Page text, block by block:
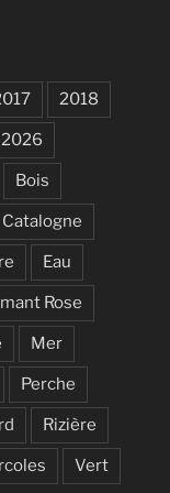
2018
2026
Bois
Catalogne
Eau
Rose
Mer
Perche
Rizière
Vert